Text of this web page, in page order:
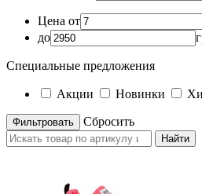
Цена от
до
Специальные предложения
Акции Новинки
Cбросить
Найти